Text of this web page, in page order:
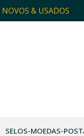
& USADOS
SELOS-MOEDAS-